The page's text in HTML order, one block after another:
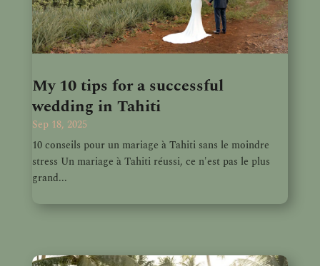
My 10 tips for a successful
wedding in Tahiti
Sep 18, 2025
10 conseils pour un mariage à Tahiti sans le moindre
stress Un mariage à Tahiti réussi, ce n'est pas le plus
grand...